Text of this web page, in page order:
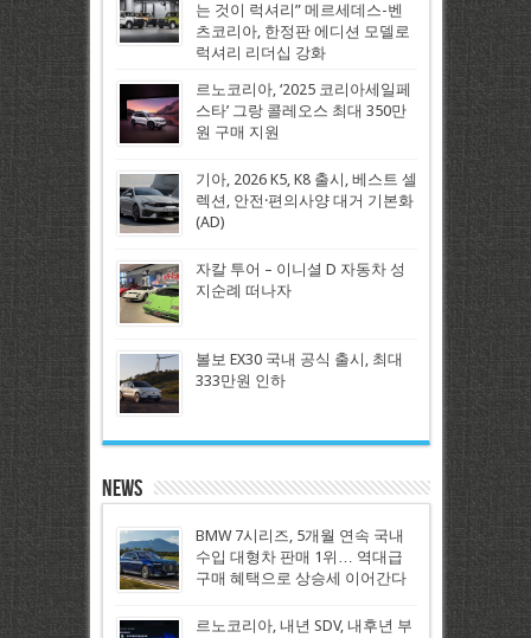
는 것이 럭셔리” 메르세데스-벤
츠코리아, 한정판 에디션 모델로
럭셔리 리더십 강화
르노코리아, ‘2025 코리아세일페
스타’ 그랑 콜레오스 최대 350만
원 구매 지원
기아, 2026 K5, K8 출시, 베스트 셀
렉션, 안전·편의사양 대거 기본화
(AD)
자칼 투어 – 이니셜 D 자동차 성
지순례 떠나자
볼보 EX30 국내 공식 출시, 최대
333만원 인하
News
BMW 7시리즈, 5개월 연속 국내
수입 대형차 판매 1위… 역대급
구매 혜택으로 상승세 이어간다
르노코리아, 내년 SDV, 내후년 부